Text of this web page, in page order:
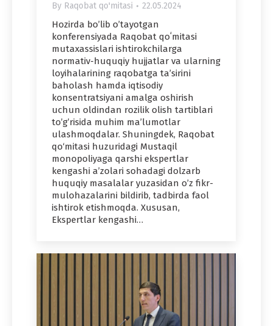
By Raqobat qo'mitasi 22.05.2024
Hozirda bo’lib o’tayotgan
konferensiyada Raqobat qoʻmitasi
mutaxassislari ishtirokchilarga
normativ-huquqiy hujjatlar va ularning
loyihalarining raqobatga ta’sirini
baholash hamda iqtisodiy
konsentratsiyani amalga oshirish
uchun oldindan rozilik olish tartiblari
to’g’risida muhim ma’lumotlar
ulashmoqdalar. Shuningdek, Raqobat
qo‘mitasi huzuridagi Mustaqil
monopoliyaga qarshi ekspertlar
kengashi a’zolari sohadagi dolzarb
huquqiy masalalar yuzasidan o’z fikr-
mulohazalarini bildirib, tadbirda faol
ishtirok etishmoqda. Xususan,
Ekspertlar kengashi…